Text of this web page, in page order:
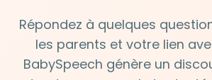
Répondez à quelques
les parents et votre lien
BabySpeech génère un